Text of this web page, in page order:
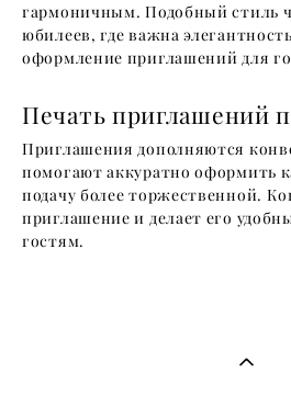
гармоничным. Подобный стиль
юбилеев, где важна
оформление приглашений для
Печать приглашений
Приглашения дополняются
помогают аккуратно оформить
подачу более торжественной.
приглашение и делает его
гостям.